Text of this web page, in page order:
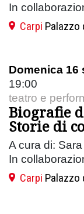
In
Carpi Palazzo
Domenica 16
19:00
teatro e
Biografie
Storie di
A cura di:
In
Carpi Palazzo